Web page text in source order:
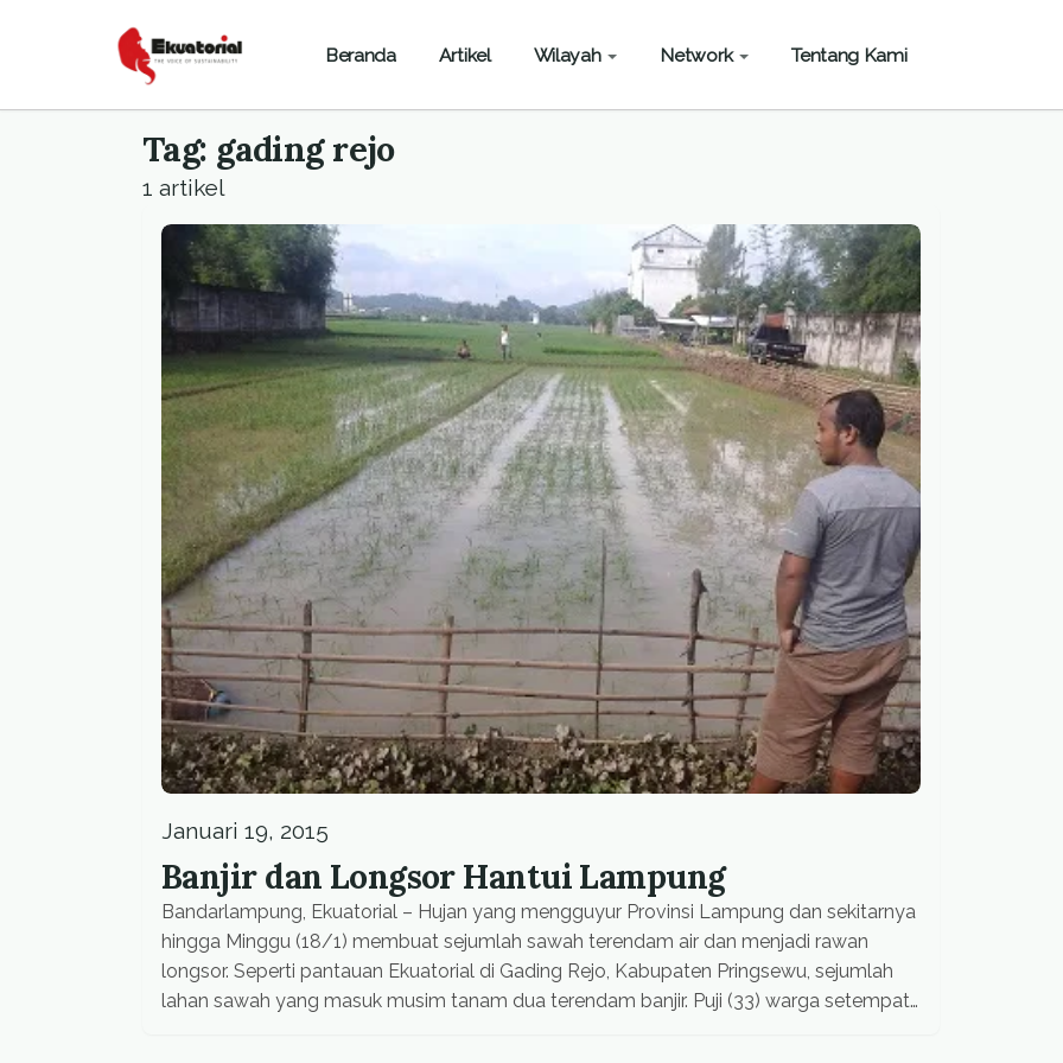
Beranda Artikel Wilayah Network Tentang Kami
Tag: gading rejo
1 artikel
Januari 19, 2015
Banjir dan Longsor Hantui Lampung
Bandarlampung, Ekuatorial – Hujan yang mengguyur Provinsi Lampung dan sekitarnya
hingga Minggu (18/1) membuat sejumlah sawah terendam air dan menjadi rawan
longsor. Seperti pantauan Ekuatorial di Gading Rejo, Kabupaten Pringsewu, sejumlah
lahan sawah yang masuk musim tanam dua terendam banjir. Puji (33) warga setempat